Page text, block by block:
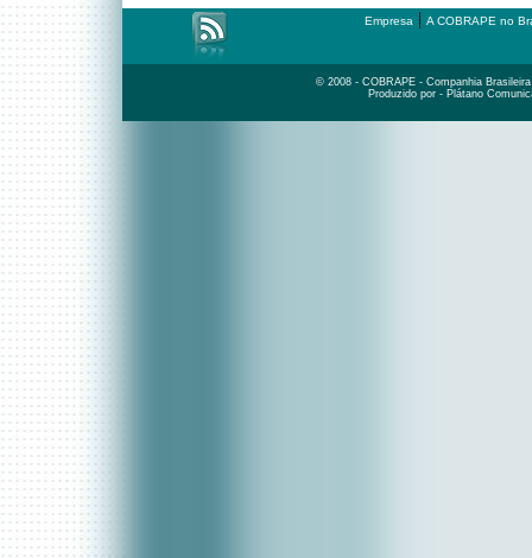
Empresa | A COBRAPE no
© 2008 - COBRAPE - Companhia
Produzido por - Plátano